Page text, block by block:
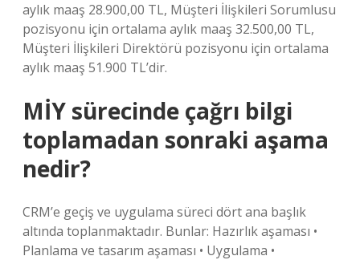
aylık maaş 28.900,00 TL, Müşteri İlişkileri Sorumlusu
pozisyonu için ortalama aylık maaş 32.500,00 TL,
Müşteri İlişkileri Direktörü pozisyonu için ortalama
aylık maaş 51.900 TL’dir.
MİY sürecinde çağrı bilgi
toplamadan sonraki aşama
nedir?
CRM’e geçiş ve uygulama süreci dört ana başlık
altında toplanmaktadır. Bunlar: Hazırlık aşaması •
Planlama ve tasarım aşaması • Uygulama •